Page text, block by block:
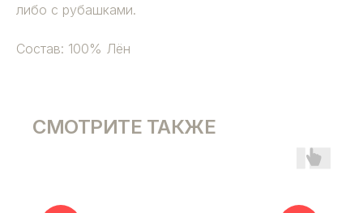
либо с рубашками.
Состав: 100% Лён
СМОТРИТЕ ТАКЖЕ